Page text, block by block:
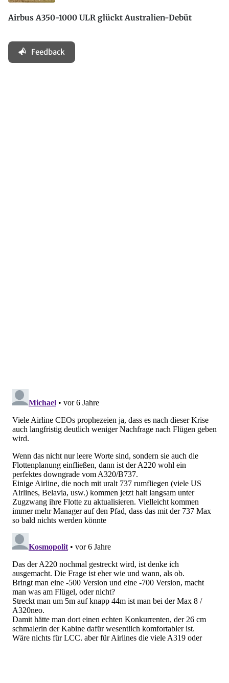
Airbus A350-1000 ULR glückt Australien-Debüt
Feedback